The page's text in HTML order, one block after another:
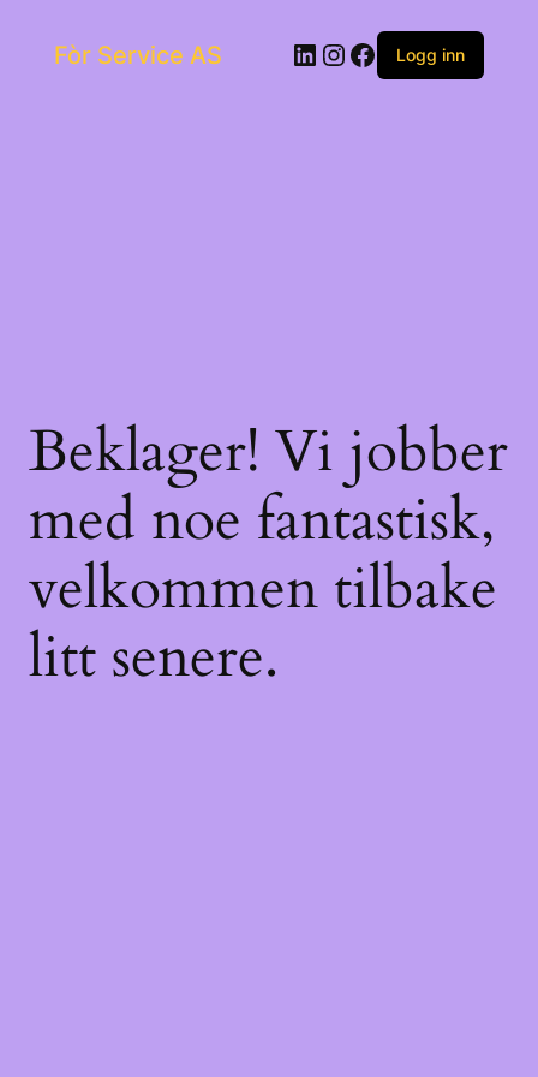
contentFòr Service AS LinkedIn
Instagram
Facebook
Logg inn
Beklager! Vi jobber
med noe fantastisk,
velkommen tilbake
litt senere.